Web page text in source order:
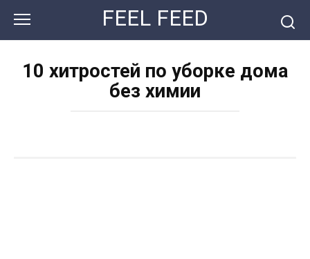
контенту
FEEL FEED
10 хитростей по уборке дома
без химии